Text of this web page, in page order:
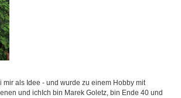
mir als Idee - und wurde zu einem Hobby mit
und ichIch bin Marek Goletz, bin Ende 40 und